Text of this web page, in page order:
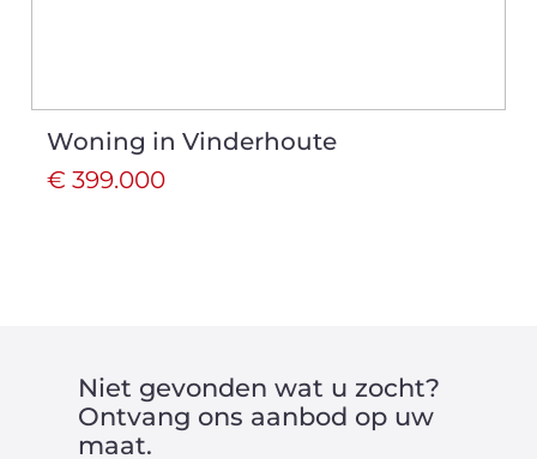
Woning in Vinderhoute
€ 399.000
Niet gevonden wat u zocht?
Ontvang ons aanbod op uw
maat.